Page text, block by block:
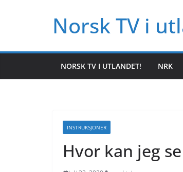
Norsk TV i
NORSK TV I UTLANDET! NRK
INSTRUKSJONER
Hvor kan jeg